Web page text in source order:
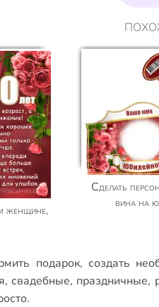
Сделать персональную этикетку с фото для
вина на
подарок, создать
,свадебные, праздничные,